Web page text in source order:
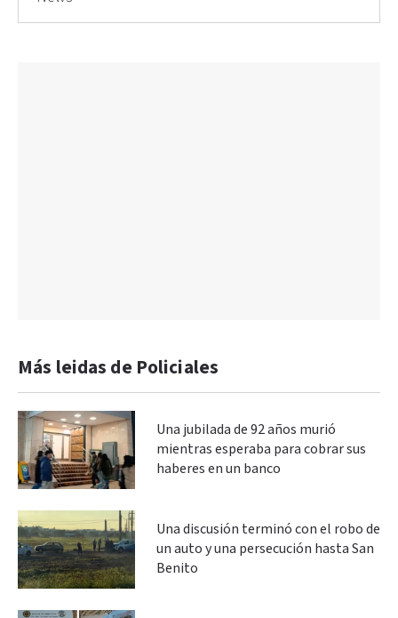
Más leidas de Policiales
Una jubilada de 92 años murió
mientras esperaba para cobrar sus
haberes en un banco
Una discusión terminó con el robo de
un auto y una persecución hasta San
Benito